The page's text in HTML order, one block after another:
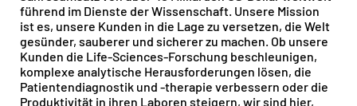
führend im Dienste der Wissenschaft. Unsere Mission
ist es, unsere Kunden in die Lage zu versetzen, die Welt
gesünder, sauberer und sicherer zu machen. Ob unsere
Kunden die Life-Sciences-Forschung beschleunigen,
komplexe analytische Herausforderungen lösen, die
Patientendiagnostik und -therapie verbessern oder die
Produktivität in ihren Laboren steigern, wir sind hier,